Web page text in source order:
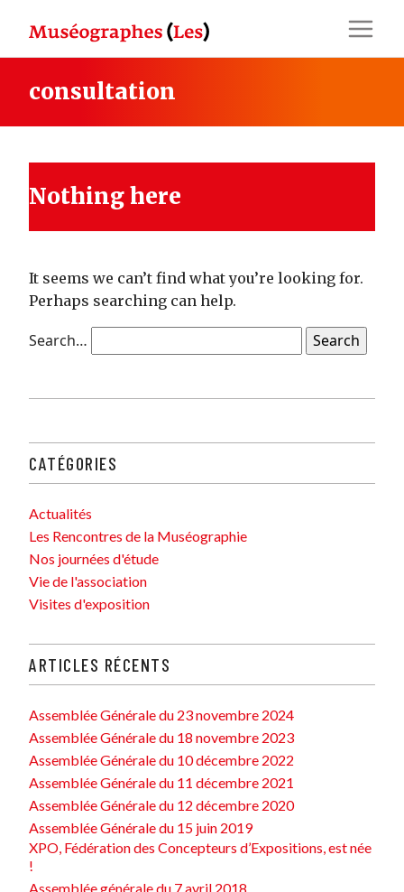
content
consultation
Nothing here
It seems we can’t find what you’re looking for.
Perhaps searching can help.
Search…
CATÉGORIES
Actualités
Les Rencontres de la Muséographie
Nos journées d'étude
Vie de l'association
Visites d'exposition
ARTICLES RÉCENTS
Assemblée Générale du 23 novembre 2024
Assemblée Générale du 18 novembre 2023
Assemblée Générale du 10 décembre 2022
Assemblée Générale du 11 décembre 2021
Assemblée Générale du 12 décembre 2020
Assemblée Générale du 15 juin 2019
XPO, Fédération des Concepteurs d’Expositions, est née
!
Assemblée générale du 7 avril 2018